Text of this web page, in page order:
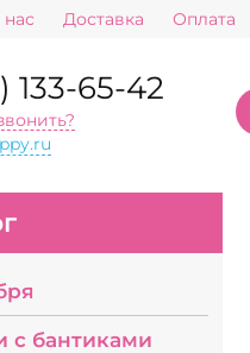
Доставка Оплата
133-65-42
с бантиками